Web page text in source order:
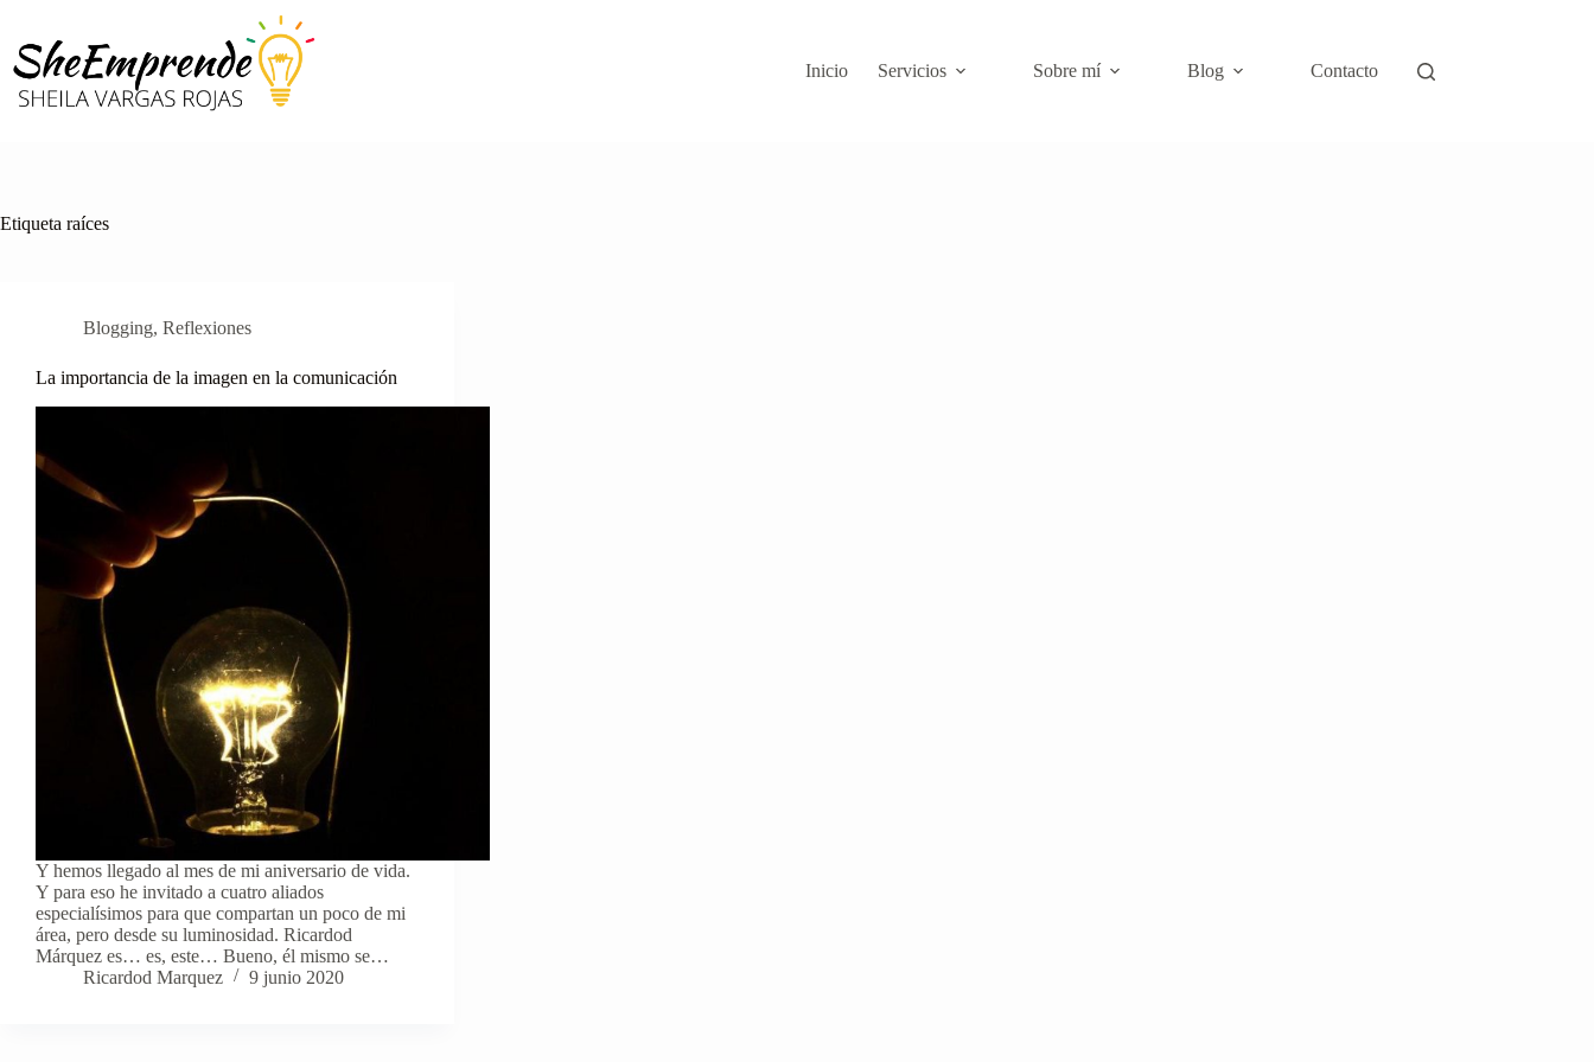
contenido
Inicio
Servicios Sobre mí Blog Contacto
Etiqueta raíces
Blogging, Reflexiones
La importancia de la imagen en la comunicación
Y hemos llegado al mes de mi aniversario de vida.
Y para eso he invitado a cuatro aliados
especialísimos para que compartan un poco de mi
área, pero desde su luminosidad. Ricardod
Márquez es… es, este… Bueno, él mismo se…
Ricardod Marquez
9 junio 2020